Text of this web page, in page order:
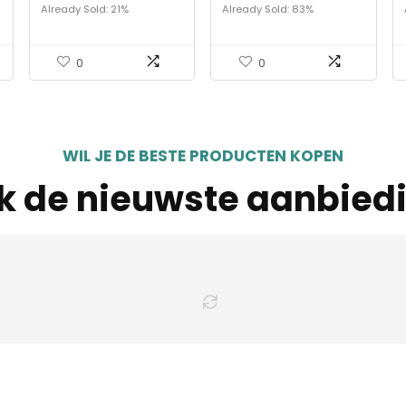
naar muziek te luisteren
Already Sold: 21%
0
Already Sold: 83%
0
WIL JE DE BESTE PRODUCTEN KOPEN
de nieuwste